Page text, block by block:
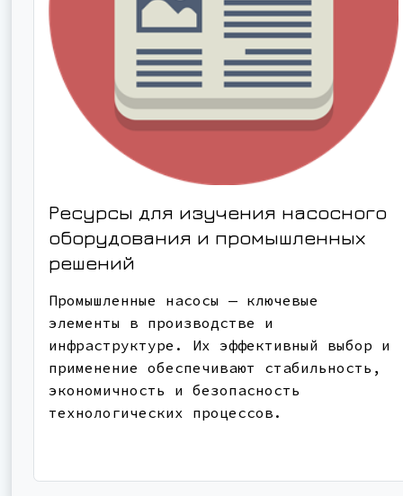
Ресурсы для изучения насосного
оборудования и промышленных
решений
Промышленные насосы — ключевые
элементы в производстве и
инфраструктуре. Их эффективный выбор и
применение обеспечивают стабильность,
экономичность и безопасность
технологических процессов.